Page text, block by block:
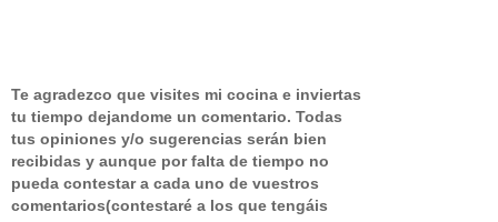
Te agradezco que visites mi cocina e inviertas
tu tiempo dejandome un comentario. Todas
tus opiniones y/o sugerencias serán bien
recibidas y aunque por falta de tiempo no
pueda contestar a cada uno de vuestros
comentarios(contestaré a los que tengáis